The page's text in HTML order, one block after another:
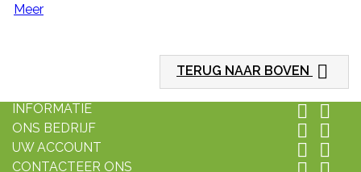
Meer
TERUG NAAR BOVEN 
INFORMATIE  
ONS BEDRIJF  
UW ACCOUNT  
CONTACTEER ONS